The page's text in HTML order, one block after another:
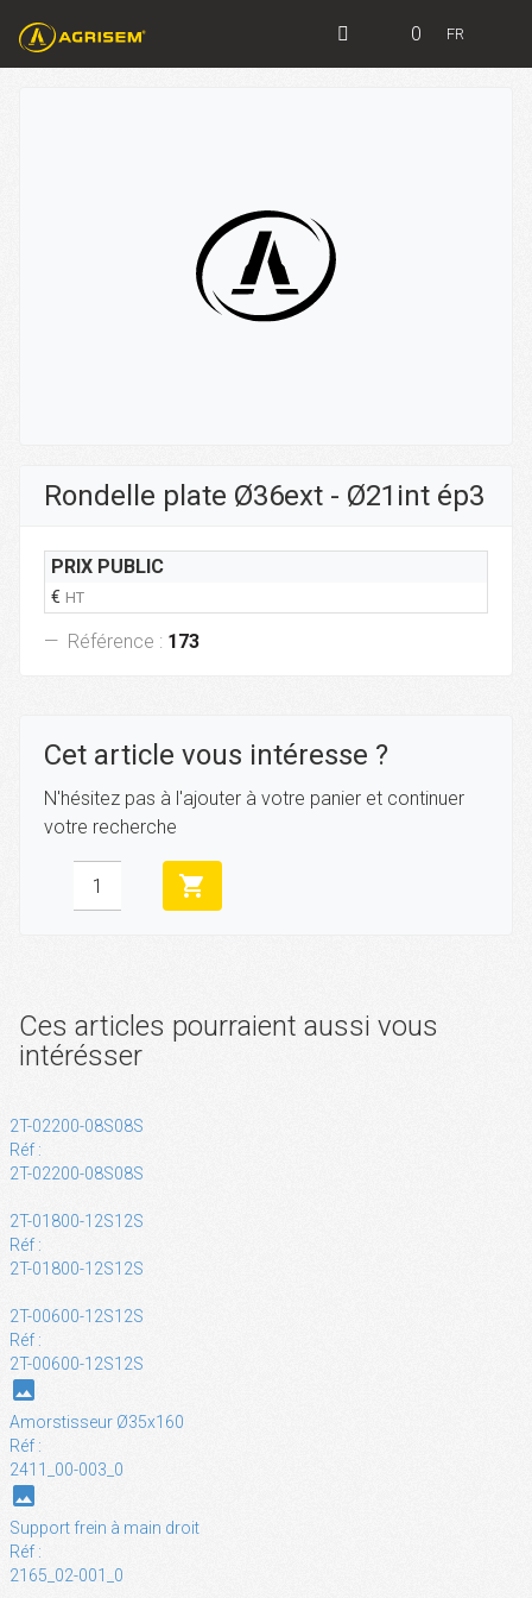
0 FR
Rondelle plate Ø36ext - Ø21int ép3
PRIX PUBLIC
€ HT
Référence : 173
Cet article vous intéresse ?
N'hésitez pas à l'ajouter à votre panier et continuer
votre recherche
shopping_cart
Ces articles pourraient aussi vous
intérésser
2T-02200-08S08S
Réf :
2T-02200-08S08S
2T-01800-12S12S
Réf :
2T-01800-12S12S
2T-00600-12S12S
Réf :
2T-00600-12S12S
photo
Amorstisseur Ø35x160
Réf :
2411_00-003_0
photo
Support frein à main droit
Réf :
2165_02-001_0